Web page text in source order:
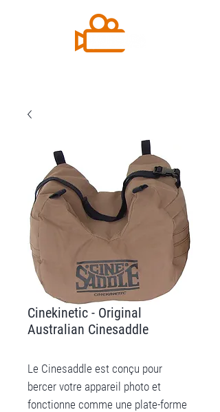
Cinekinetic - Original
Australian Cinesaddle
Le Cinesaddle est conçu pour
bercer votre appareil photo et
fonctionne comme une plate-forme